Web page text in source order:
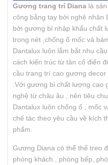
Gương trang trí Diana là
công bằng tay bởi nghệ nhân
bởi gương bỉ nhập khẩu chất
trong nét ,chống ố mốc và
Dantalux luôn lắm bắt nhu
cách kiến trúc từ tân cổ điển
cầu trang trí cao gương
.Với gương bỉ chất lượng cao
nghệ từ châu âu , nên tiêu
Dantalux luôn chống ố , mốc
chế tác theo yêu cầu về kích
phẩm.
Gương Diana có thể thể treo
phòng khách , phòng bếp,